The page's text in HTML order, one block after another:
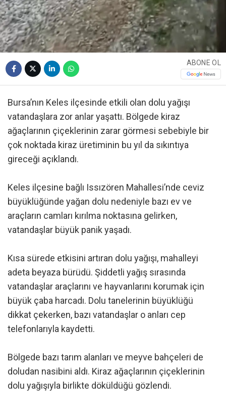
ABONE OL
Bursa’nın Keles ilçesinde etkili olan dolu yağışı
vatandaşlara zor anlar yaşattı. Bölgede kiraz
ağaçlarının çiçeklerinin zarar görmesi sebebiyle bir
çok noktada kiraz üretiminin bu yıl da sıkıntıya
gireceği açıklandı.
Keles ilçesine bağlı Issızören Mahallesi’nde ceviz
büyüklüğünde yağan dolu nedeniyle bazı ev ve
araçların camları kırılma noktasına gelirken,
vatandaşlar büyük panik yaşadı.
Kısa sürede etkisini artıran dolu yağışı, mahalleyi
adeta beyaza bürüdü. Şiddetli yağış sırasında
vatandaşlar araçlarını ve hayvanlarını korumak için
büyük çaba harcadı. Dolu tanelerinin büyüklüğü
dikkat çekerken, bazı vatandaşlar o anları cep
telefonlarıyla kaydetti.
Bölgede bazı tarım alanları ve meyve bahçeleri de
doludan nasibini aldı. Kiraz ağaçlarının çiçeklerinin
dolu yağışıyla birlikte döküldüğü gözlendi.